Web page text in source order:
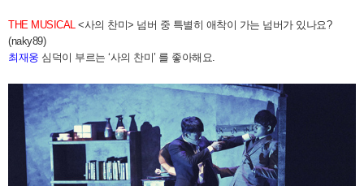
THE MUSICAL<사의 찬미> 넘버 중 특별히 애착이 가는 넘버가 있나요?
(naky89)
최재웅 심덕이 부르는 ‘사의 찬미’ 를 좋아해요.